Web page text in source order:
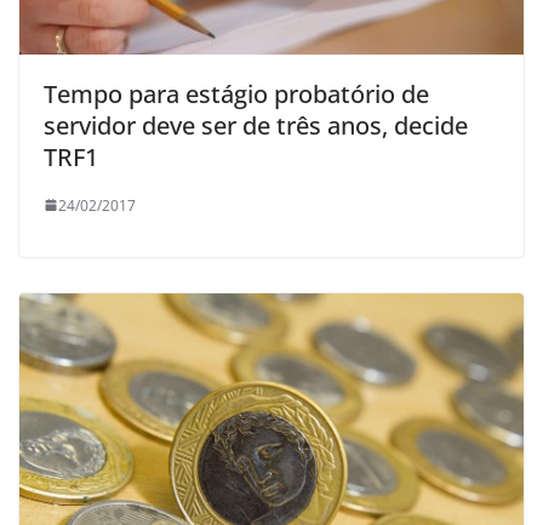
Tempo para estágio probatório de
servidor deve ser de três anos, decide
TRF1
24/02/2017